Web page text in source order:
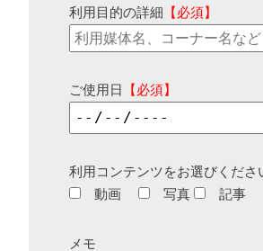
利用目的の詳細 【必須】
ご使用日 【必須】
利用コンテンツをお選びくださ
動画
写真 記事
メモ